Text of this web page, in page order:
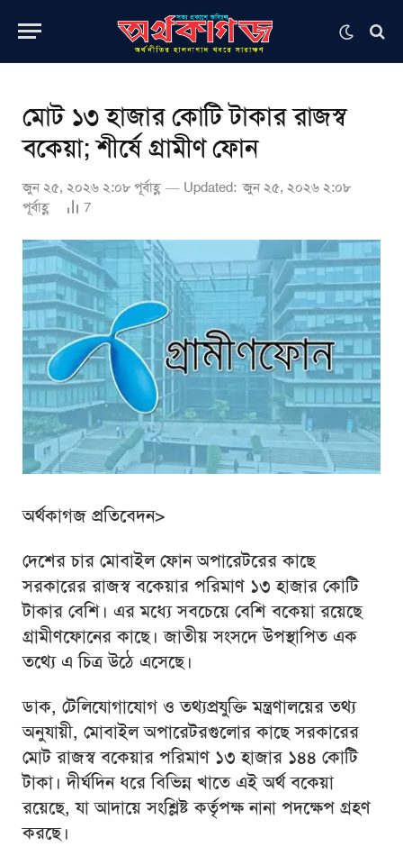
মোট ১৩ হাজার কোটি টাকার রাজস্ব
বকেয়া; শীর্ষে গ্রামীণ ফোন
জুন ২৫, ২০২৬ ২:০৮ পূর্বাহ্ণ Updated: জুন ২৫, ২০২৬ ২:০৮
পূর্বাহ্ণ
7
অর্থকাগজ প্রতিবেদন>
দেশের চার মোবাইল ফোন অপারেটরের কাছে
সরকারের রাজস্ব বকেয়ার পরিমাণ ১৩ হাজার কোটি
টাকার বেশি। এর মধ্যে সবচেয়ে বেশি বকেয়া রয়েছে
গ্রামীণফোনের কাছে। জাতীয় সংসদে উপস্থাপিত এক
তথ্যে এ চিত্র উঠে এসেছে।
ডাক, টেলিযোগাযোগ ও তথ্যপ্রযুক্তি মন্ত্রণালয়ের তথ্য
অনুযায়ী, মোবাইল অপারেটরগুলোর কাছে সরকারের
মোট রাজস্ব বকেয়ার পরিমাণ ১৩ হাজার ১৪৪ কোটি
টাকা। দীর্ঘদিন ধরে বিভিন্ন খাতে এই অর্থ বকেয়া
রয়েছে, যা আদায়ে সংশ্লিষ্ট কর্তৃপক্ষ নানা পদক্ষেপ গ্রহণ
করছে।